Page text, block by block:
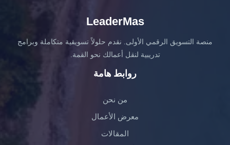
LeaderMas
منصة التسويق الرقمي الأولى. نقدم حلولاً تسويقية متكاملة وبرامج
تدريبية لنقل أعمالك نحو القمة.
روابط هامة
من نحن
معرض الأعمال
المقالات